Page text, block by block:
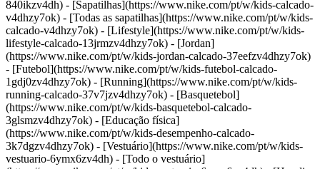
840ikzv4dh) - [Sapatilhas](https://www.nike.com/pt/w/kids-calcado-
v4dhzy7ok) - [Todas as sapatilhas](https://www.nike.com/pt/w/kids-
calcado-v4dhzy7ok) - [Lifestyle](https://www.nike.com/pt/w/kids-
lifestyle-calcado-13jrmzv4dhzy7ok) - [Jordan]
(https://www.nike.com/pt/w/kids-jordan-calcado-37eefzv4dhzy7ok)
- [Futebol](https://www.nike.com/pt/w/kids-futebol-calcado-
1gdj0zv4dhzy7ok) - [Running](https://www.nike.com/pt/w/kids-
running-calcado-37v7jzv4dhzy7ok) - [Basquetebol]
(https://www.nike.com/pt/w/kids-basquetebol-calcado-
3glsmzv4dhzy7ok) - [Educação física]
(https://www.nike.com/pt/w/kids-desempenho-calcado-
3k7dgzv4dhzy7ok) - [Vestuário](https://www.nike.com/pt/w/kids-
vestuario-6ymx6zv4dh) - [Todo o vestuário]